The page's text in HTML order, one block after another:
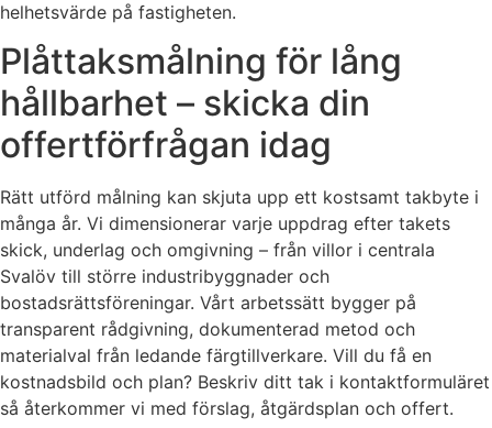
helhetsvärde på fastigheten.
Plåttaksmålning för lång
hållbarhet – skicka din
offertförfrågan idag
Rätt utförd målning kan skjuta upp ett kostsamt takbyte i
många år. Vi dimensionerar varje uppdrag efter takets
skick, underlag och omgivning – från villor i centrala
Svalöv till större industribyggnader och
bostadsrättsföreningar. Vårt arbetssätt bygger på
transparent rådgivning, dokumenterad metod och
materialval från ledande färgtillverkare. Vill du få en
kostnadsbild och plan? Beskriv ditt tak i kontaktformuläret
så återkommer vi med förslag, åtgärdsplan och offert.